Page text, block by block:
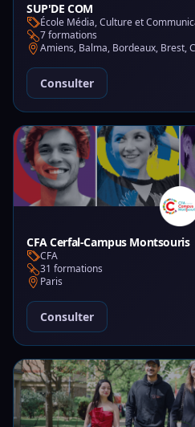
SUP'DE COM
École Média, Culture et
7 formations
Consulter
CFA Cerfal-Campus Montsouris
CFA
31 formations
Paris
Consulter